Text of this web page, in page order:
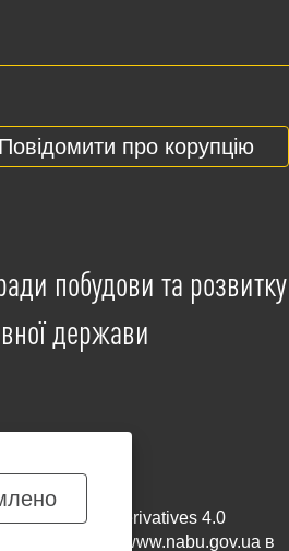
Повідомити про корупцію
побудови та розвитку
держави
NoDerivatives 4.0
посилання на www.nabu.gov.ua в